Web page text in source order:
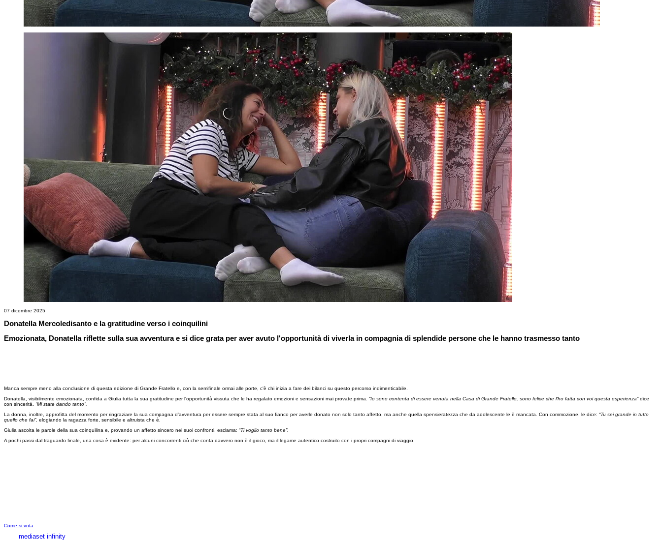
07 dicembre 2025
Donatella Mercoledisanto e la gratitudine verso i coinquilini
Emozionata, Donatella riflette sulla sua avventura e si dice grata per aver avuto l'opportunità di viverla in compagnia di splendide persone che le hanno trasmesso tanto
Manca sempre meno alla conclusione di questa edizione di Grande Fratello e, con la semifinale ormai alle porte, c'è chi inizia a fare dei bilanci su questo percorso indimenticabile.
Donatella, visibilmente emozionata, confida a Giulia tutta la sua gratitudine per l'opportunità vissuta che le ha regalato emozioni e sensazioni mai provate prima. “Io sono contenta di essere venuta nella Casa di Grande Fratello, sono felice che l'ho fatta con voi questa esperienza”dice
con sincerità, “Mi state dando tanto”.
La donna, inoltre, approfitta del momento per ringraziare la sua compagna d'avventura per essere sempre stata al suo fianco per averle donato non solo tanto affetto, ma anche quella spensieratezza che da adolescente le è mancata. Con commozione, le dice: “Tu sei grande in tutto
quello che fai”, elogiando la ragazza forte, sensibile e altruista che è.
Giulia ascolta le parole della sua coinquilina e, provando un affetto sincero nei suoi confronti, esclama: “Ti voglio tanto bene”.
A pochi passi dal traguardo finale, una cosa è evidente: per alcuni concorrenti ciò che conta davvero non è il gioco, ma il legame autentico costruito con i propri compagni di viaggio.
Come si vota
mediaset infinity